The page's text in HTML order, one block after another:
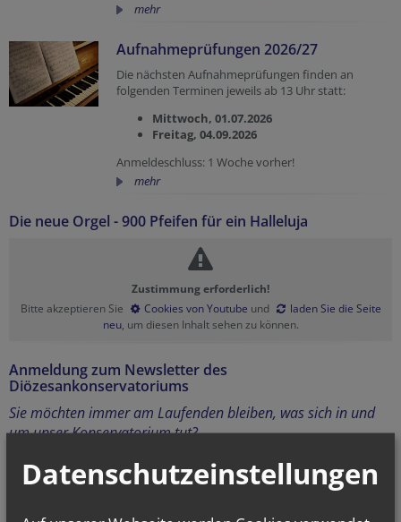
mehr
Aufnahmeprüfungen 2026/27
Die nächsten Aufnahmeprüfungen finden an
folgenden Terminen jeweils ab 13 Uhr statt:
Mittwoch, 01.07.2026
Freitag, 04.09.2026
Anmeldeschluss: 1 Woche vorher!
mehr
Die neue Orgel - 900 Pfeifen für ein Halleluja
Zustimmung erforderlich!
Bitte akzeptieren Sie
Cookies von Youtube und
laden Sie die Seite
neu, um diesen Inhalt sehen zu können.
Anmeldung zum Newsletter des
Diözesankonservatoriums
Sie möchten immer am Laufenden bleiben, was sich in und
um unser Konservatorium tut?
Datenschutzeinstellungen